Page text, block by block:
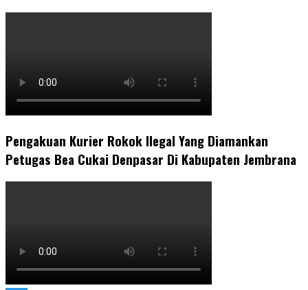
Pengakuan Kurier Rokok Ilegal Yang Diamankan
Petugas Bea Cukai Denpasar Di Kabupaten Jembrana